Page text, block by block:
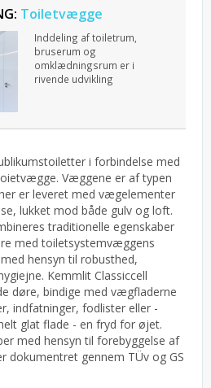
Toiletvægge
Inddeling af toiletrum,
bruserum og
omklædningsrum er i
rivende udvikling
i forbindelse med
Væggene er af typen
er leveret med vægelementer
lukket mod både gulv og loft.
traditionelle egenskaber
med toiletsystemvæggens
hensyn til robusthed,
Kemmlit Classiccell
døre, bindige med vægfladerne
indfatninger, fodlister eller -
glat flade - en fryd for øjet.
med hensyn til forebyggelse af
dokumentret gennem TÜv og GS